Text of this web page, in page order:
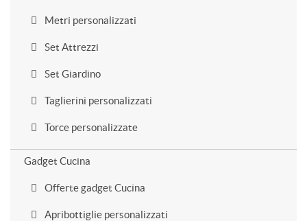
Metri personalizzati
Set Attrezzi
Set Giardino
Taglierini personalizzati
Torce personalizzate
Gadget Cucina
Offerte gadget Cucina
Apribottiglie personalizzati